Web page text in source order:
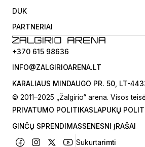
DUK
PARTNERIAI
+370 615 98636
INFO@ZALGIRIOARENA.LT
KARALIAUS MINDAUGO PR. 50, LT-
© 2011–2025 „Žalgirio“ arena. Visos
PRIVATUMO POLITIKASLAPUKŲ
GINČŲ SPRENDIMASSENESNI ĮRAŠAI
Sukurtarimti